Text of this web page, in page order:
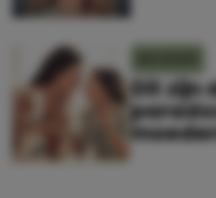
Dit zijn